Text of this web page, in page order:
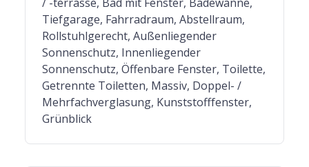
Tiefgarage, Fahrradraum, Abstellraum,
Rollstuhlgerecht, Außenliegender
Sonnenschutz, Innenliegender
Sonnenschutz, Öffenbare Fenster, Toilette,
Getrennte Toiletten, Massiv, Doppel- /
Mehrfachverglasung, Kunststofffenster,
Grünblick